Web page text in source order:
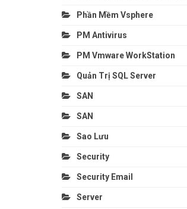
Phần Mềm Vsphere
PM Antivirus
PM Vmware WorkStation
Quản Trị SQL Server
SAN
SAN
Sao Lưu
Security
Security Email
Server